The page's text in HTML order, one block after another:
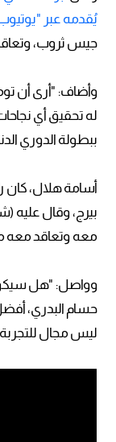
يُقدمه عبر
جيس ثروب،
وأضاف: "أرى أن
له تحقيق أي
ببطولة الدوري
أسامة هلال، كان
بيرج، وقال
معه وتعاقد معه مقابل 215 ألف
وواصل: "هل
حسام البدري،
ليس مجال